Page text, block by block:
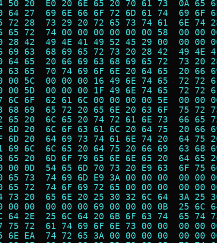
50 20  E0 20 6E 65 20 70 61 73  0A
64 27  69 6E 66 6F 72 6D 61 74  69
72 28  73 29 20 72 65 73 74 61  6E
65 72  74 00 00 00 00 00 00 58  00
28 42  49 4E 41 49 52 45 29 00  00
69 63  68 69 65 72 73 20 28 42  49
64 65  20 66 69 63 68 69 65 72  73
63 65  70 74 69 6F 6E 20 64 65  20
00 5C  00 00 00 16 49 6E 74 65  72
00 5D  00 00 00 1F 49 6E 74 65  72
6C 6F  62 61 6C 00 00 00 00 5E  00
68 69  65 72 20 65 6E 20 63 6F  75
65 20  6C 65 20 74 72 61 6E 73  66
6D 20  6C 6F 63 61 6C 20 64 75  20
6D 20  64 69 73 74 61 6E 74 20  64
69 6C  6C 65 20 64 75 20 66 69  63
65 20  6D 6F 79 65 6E 6E 65 20  64
00 0D  54 65 6D 70 73 20 E9 63  6F
65 73  74 69 6D E9 3A 00 00 00  00
65 72  74 6F 69 72 65 00 00 00  00
73 20  65 6E 20 25 30 32 6C 64  3A
00 00  00 00 00 69 00 00 00 0B  25
64 2E  25 6C 64 20 6B 6F 63 74  65
75 72  61 74 69 6F 6E 73 00 00  00
6E EA  74 72 65 3A 00 00 00 00  00